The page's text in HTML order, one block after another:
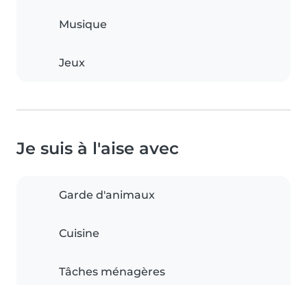
Musique
Jeux
Je suis à l'aise avec
Garde d'animaux
Cuisine
Tâches ménagères